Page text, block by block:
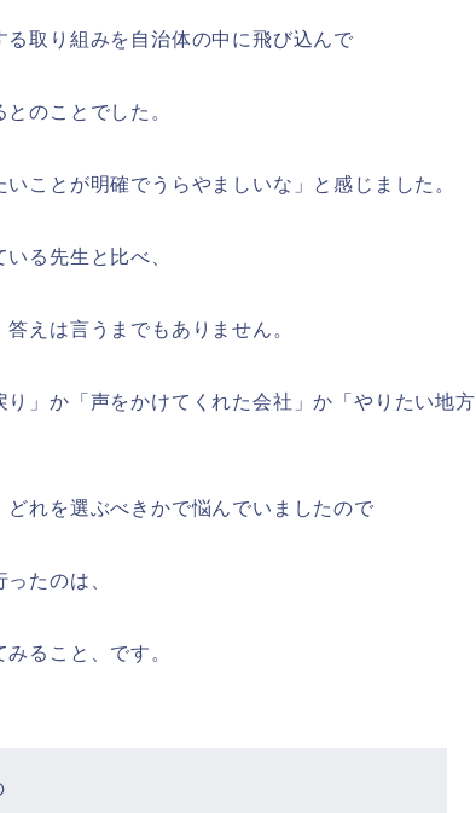
取り組みを自治体の中に飛び込んで
のことでした。
ことが明確でうらやましいな」と感じました。
る先生と比べ、
えは言うまでもありません。
」か「声をかけてくれた会社」か「やりたい地方
れを選ぶべきかで悩んでいましたので
たのは、
ること、です。